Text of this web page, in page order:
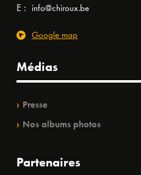
E : info@chiroux.be
Google map
Médias
Presse
Nos albums photos
Partenaires